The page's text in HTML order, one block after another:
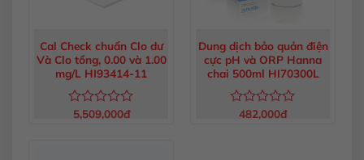
Cal Check chuẩn Clo dư
Và Clo tổng, 0.00 và 1.00
mg/L HI93414-11
Được
5,509,000đ
Dung dịch bảo quản điện
cực pH và ORP Hanna
chai 500ml HI70300L
Được
482,000đ